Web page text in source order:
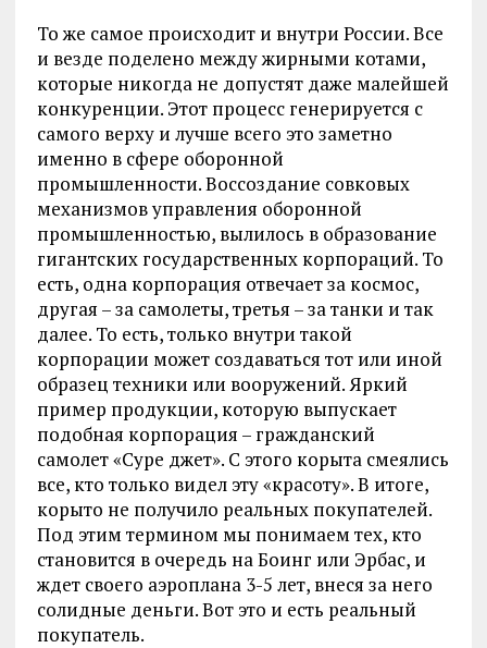
То же самое происходит и внутри России. Все
и везде поделено между жирными котами,
которые никогда не допустят даже малейшей
конкуренции. Этот процесс генерируется с
самого верху и лучше всего это заметно
именно в сфере оборонной
промышленности. Воссоздание совковых
механизмов управления оборонной
промышленностью, вылилось в образование
гигантских государственных корпораций. То
есть, одна корпорация отвечает за космос,
другая – за самолеты, третья – за танки и так
далее. То есть, только внутри такой
корпорации может создаваться тот или иной
образец техники или вооружений. Яркий
пример продукции, которую выпускает
подобная корпорация – гражданский
самолет «Суре джет». С этого корыта смеялись
все, кто только видел эту «красоту». В итоге,
корыто не получило реальных покупателей.
Под этим термином мы понимаем тех, кто
становится в очередь на Боинг или Эрбас, и
ждет своего аэроплана 3-5 лет, внеся за него
солидные деньги. Вот это и есть реальный
покупатель.